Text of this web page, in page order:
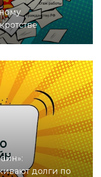
долги по